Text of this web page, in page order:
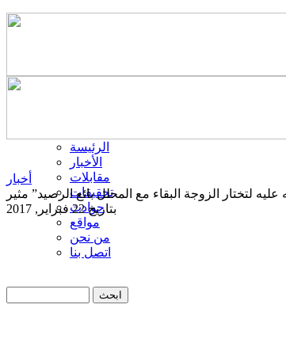
الرئيسة
الأخبار
مقابلات
تحقيقات
حوادث
مواقع
من نحن
اتصل بنا
أخبار
بتاريخ 22 فبراير, 2017